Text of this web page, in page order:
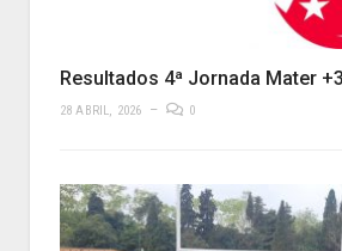
Resultados 4ª Jornada Mater
28 ABRIL, 2026 0